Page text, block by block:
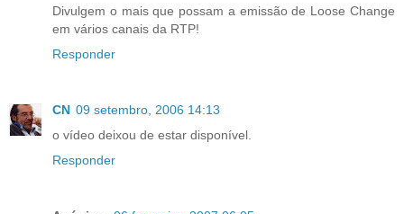
Divulgem o mais que possam a emissão de Loose Change
em vários canais da RTP!
Responder
CN 09 setembro, 2006 14:13
o vídeo deixou de estar disponível.
Responder